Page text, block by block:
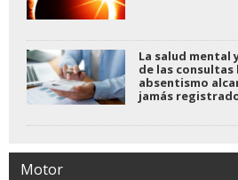
La salud mental
de las consultas
absentismo
jamás
Motor